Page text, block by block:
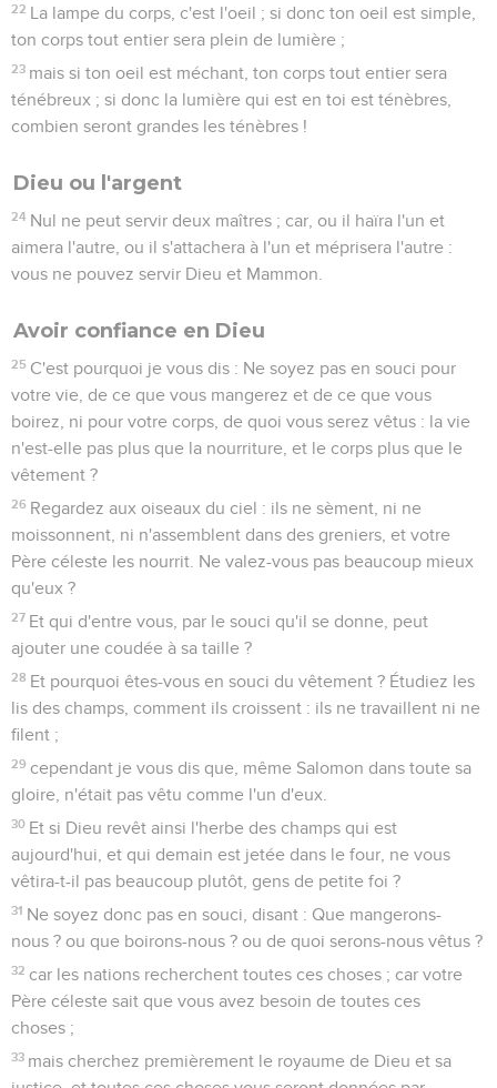
22 La lampe du corps, c'est l'oeil ; si donc ton oeil est simple,
ton corps tout entier sera plein de lumière ;
23 mais si ton oeil est méchant, ton corps tout entier sera
ténébreux ; si donc la lumière qui est en toi est ténèbres,
combien seront grandes les ténèbres !
Dieu ou l'argent
24 Nul ne peut servir deux maîtres ; car, ou il haïra l'un et
aimera l'autre, ou il s'attachera à l'un et méprisera l'autre :
vous ne pouvez servir Dieu et Mammon.
Avoir confiance en Dieu
25 C'est pourquoi je vous dis : Ne soyez pas en souci pour
votre vie, de ce que vous mangerez et de ce que vous
boirez, ni pour votre corps, de quoi vous serez vêtus : la vie
n'est-elle pas plus que la nourriture, et le corps plus que le
vêtement ?
26 Regardez aux oiseaux du ciel : ils ne sèment, ni ne
moissonnent, ni n'assemblent dans des greniers, et votre
Père céleste les nourrit. Ne valez-vous pas beaucoup mieux
qu'eux ?
27 Et qui d'entre vous, par le souci qu'il se donne, peut
ajouter une coudée à sa taille ?
28 Et pourquoi êtes-vous en souci du vêtement ? Étudiez les
lis des champs, comment ils croissent : ils ne travaillent ni ne
filent ;
29 cependant je vous dis que, même Salomon dans toute sa
gloire, n'était pas vêtu comme l'un d'eux.
30 Et si Dieu revêt ainsi l'herbe des champs qui est
aujourd'hui, et qui demain est jetée dans le four, ne vous
vêtira-t-il pas beaucoup plutôt, gens de petite foi ?
31 Ne soyez donc pas en souci, disant : Que mangerons-
nous ? ou que boirons-nous ? ou de quoi serons-nous vêtus ?
32 car les nations recherchent toutes ces choses ; car votre
Père céleste sait que vous avez besoin de toutes ces
choses ;
33 mais cherchez premièrement le royaume de Dieu et sa